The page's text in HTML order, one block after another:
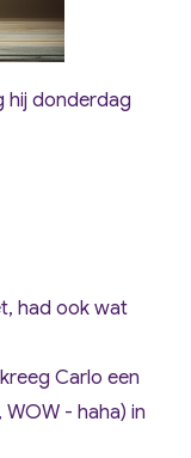
hij donderdag
had ook wat
Carlo een
- haha) in